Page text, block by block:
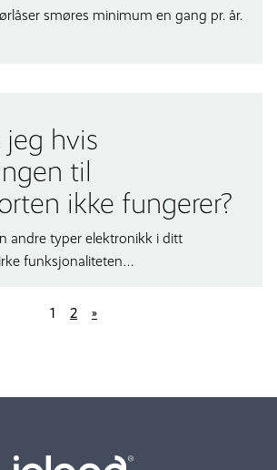
smøres minimum en gang pr. år.
hvis
til
ikke fungerer?
andre typer elektronikk i ditt
funksjonaliteten…
1 2 »